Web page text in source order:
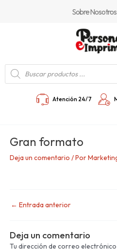
Sobre Nosotros
Búsqueda
de
productos
Atención 24/7
Gran formato
Deja un comentario / Por
← Entrada anterior
Deja un comentario
Tu dirección de correo electrónico